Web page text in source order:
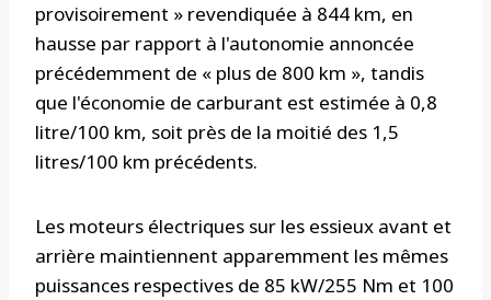
provisoirement » revendiquée à 844 km, en
hausse par rapport à l'autonomie annoncée
précédemment de « plus de 800 km », tandis
que l'économie de carburant est estimée à 0,8
litre/100 km, soit près de la moitié des 1,5
litres/100 km précédents.
Les moteurs électriques sur les essieux avant et
arrière maintiennent apparemment les mêmes
puissances respectives de 85 kW/255 Nm et 100